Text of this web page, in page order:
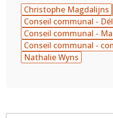
Christophe Magdalijns
Conseil communal -
Conseil communal -
Conseil communal -
Nathalie Wyns